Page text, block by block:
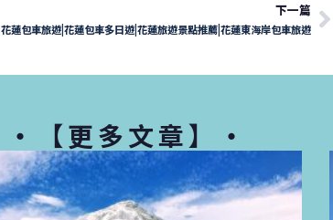
下一篇
花蓮包車旅遊|花蓮包車多日遊|花蓮旅遊景點推薦|花蓮東海岸包車旅遊
・【更多文章】・